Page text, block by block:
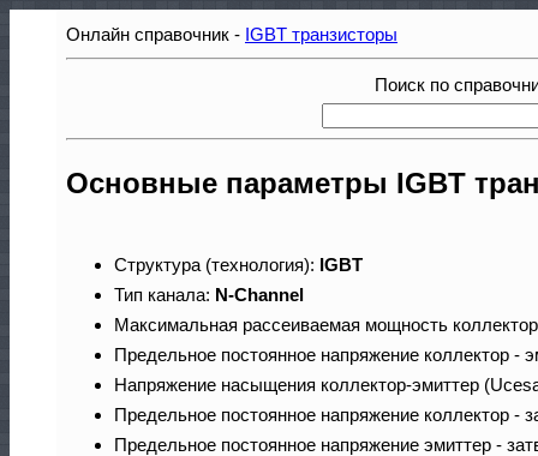
Онлайн справочник - IGBT транзисторы
Поиск по
Основные параметры IGBT
Структура (технология): IGBT
Тип канала: N-Channel
Максимальная рассеиваемая мощность
Предельное постоянное напряжение коллектор -
Напряжение насыщения коллектор-эмиттер
Предельное постоянное напряжение коллектор -
Предельное постоянное напряжение эмиттер -